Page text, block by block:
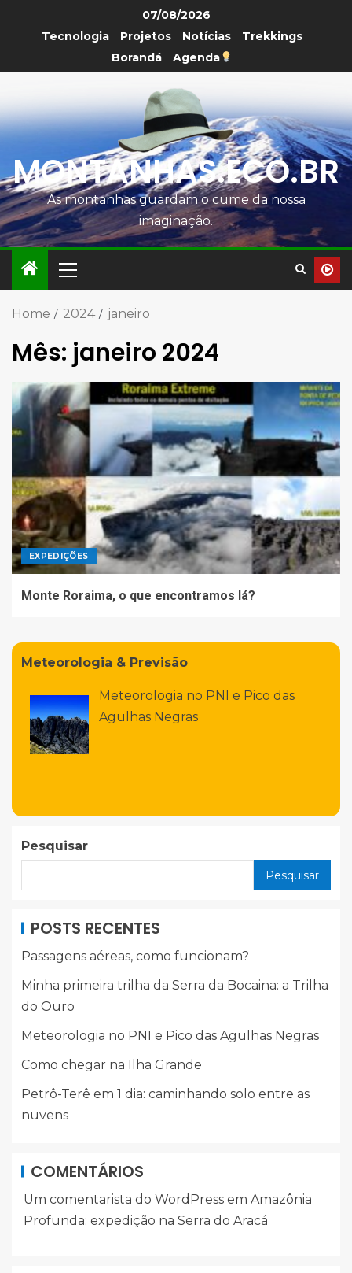
07/08/2026
Tecnologia
Projetos Notícias
Trekkings
Borandá
Agenda
MONTANHAS.ECO.BR
As montanhas guardam o cume da nossa
imaginação.
Home 2024 janeiro
Mês: janeiro 2024
EXPEDIÇÕES
Monte Roraima, o que encontramos lá?
Meteorologia & Previsão
Meteorologia no PNI e Pico das
Agulhas Negras
Pesquisar
Pesquisar
POSTS RECENTES
Passagens aéreas, como funcionam?
Minha primeira trilha da Serra da Bocaina: a Trilha
do Ouro
Meteorologia no PNI e Pico das Agulhas Negras
Como chegar na Ilha Grande
Petrô-Terê em 1 dia: caminhando solo entre as
nuvens
COMENTÁRIOS
Um comentarista do WordPress em Amazônia
Profunda: expedição na Serra do Aracá